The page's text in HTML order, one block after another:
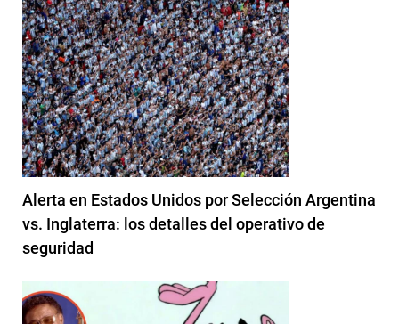
Alerta en Estados Unidos por Selección Argentina
vs. Inglaterra: los detalles del operativo de
seguridad